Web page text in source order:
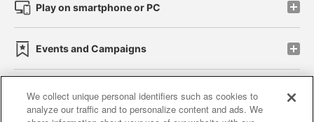
Play on smartphone or PC
Events and Campaigns
Affiliate Sustainability site policy privacy policy
We collect unique personal identifiers such as cookies to
analyze our traffic and to personalize content and ads. We